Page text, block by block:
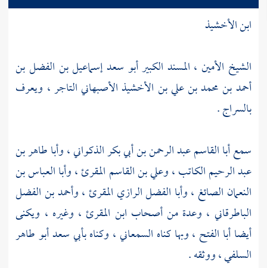
ابن الأخشيذ
الشيخ الأمين ، المسند الكبير أبو سعد إسماعيل بن الفضل بن
أحمد بن محمد بن علي بن الأخشيذ الأصبهاني التاجر ، ويعرف
بالسراج .
سمعأبا القاسم عبد الرحمن بن أبي بكر الذكواني،وأبا طاهر بن
عبد الرحيم الكاتب،وعلي بن القاسم المقرئ،وأبا العباس بن
النعمان الصائغ ،وأبا الفضل الرازي المقرئ ،وأحمد بن الفضل
الباطرقاني ، وعدة من أصحاب ابن المقرئ ، وغيره ، ويكنى
أيضاأبا الفتح ، وبها كناه السمعاني، وكناهبأبي سعد أبو طاهر
السلفي، ووثقه .